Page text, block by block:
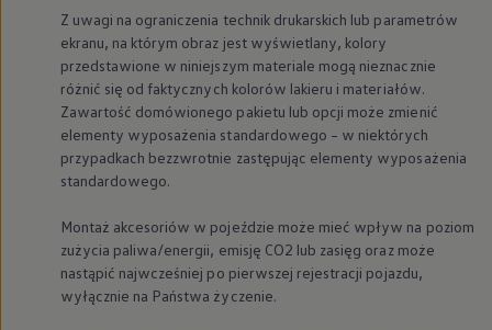
Strefa kierowcy
Elektroniczna Instrukcja Obsługi
Informacje dla klientów
Informator o pojeździe
Gwarancje
Lampki ostrzegawcze i sygnalizacyjne
Starsze modele i generacje – archiwum oraz
Certyfikaty
Wszystkie usługi
Oferty serwisowe
Dla obecnych użytkowników Volkswagena
Sezonowe usługi serwisowe
Korzyści autoryzowanego serwisowania
Informacje dla warsztatów
Świat Volkswagena
Z uwagi na ograniczenia technik drukarskich lub parametrów
ekranu, na którym obraz jest wyświetlany, kolory
przedstawione w niniejszym materiale mogą nieznacznie
różnić się od faktycznych kolorów lakieru i materiałów.
Zawartość domówionego pakietu lub opcji może zmienić
elementy wyposażenia standardowego – w niektórych
przypadkach bezzwrotnie zastępując elementy wyposażenia
standardowego.
Montaż akcesoriów w pojeździe może mieć wpływ na poziom
zużycia paliwa/energii, emisję CO2 lub zasięg oraz może
nastąpić najwcześniej po pierwszej rejestracji pojazdu,
wyłącznie na Państwa życzenie.